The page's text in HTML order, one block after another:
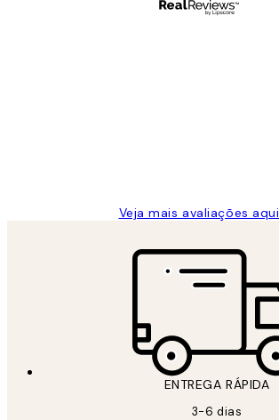
Veja mais avaliações aqui
ENTREGA RÁPIDA
3-6 dias